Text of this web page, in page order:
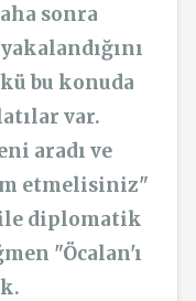
sonra
bu konuda
var.
aradı ve
etmelisiniz"
diplomatik
"Öcalan'ı